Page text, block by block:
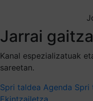
Jarrai
Kanal espezializatuak
sareetan.
Spri taldea Agenda Spri
Ekintzailetza